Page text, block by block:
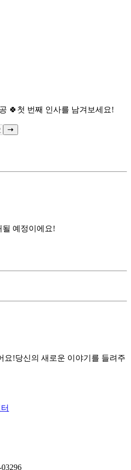
🍀 첫 번째 인사를 남겨보세요!
요!당신의 새로운 이야기를 들려주
될 예정이에요!